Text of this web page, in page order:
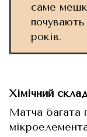
саме
років.
Хімічний
Матча багата